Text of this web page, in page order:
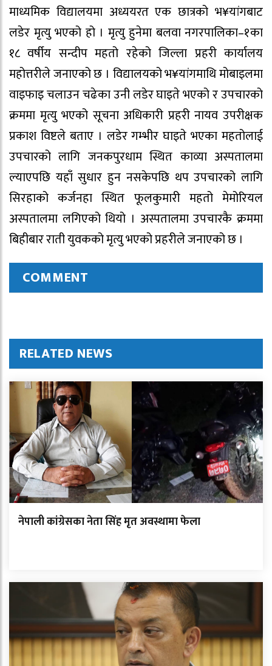
माध्यमिक विद्यालयमा अध्ययरत एक छात्रको भ¥यांगबाट
लडेर मृत्यु भएको हो । मृत्यु हुनेमा बलवा नगरपालिका–१का
१८ वर्षीय सन्दीप महतो रहेको जिल्ला प्रहरी कार्यालय
महोत्तरीले जनाएको छ । विद्यालयको भ¥यांगमाथि मोबाइलमा
वाइफाइ चलाउन चढेका उनी लडेर घाइते भएको र उपचारको
क्रममा मृत्यु भएको सूचना अधिकारी प्रहरी नायव उपरीक्षक
प्रकाश विष्टले बताए । लडेर गम्भीर घाइते भएका महतोलाई
उपचारको लागि जनकपुरधाम स्थित काव्या अस्पतालमा
ल्याएपछि यहाँ सुधार हुन नसकेपछि थप उपचारको लागि
सिरहाको कर्जनहा स्थित फूलकुमारी महतो मेमोरियल
अस्पतालमा लगिएको थियो । अस्पतालमा उपचारकै क्रममा
बिहीबार राती युवकको मृत्यु भएको प्रहरीले जनाएको छ ।
COMMENT
RELATED NEWS
नेपाली कांग्रेसका नेता सिंह मृत अवस्थामा फेला